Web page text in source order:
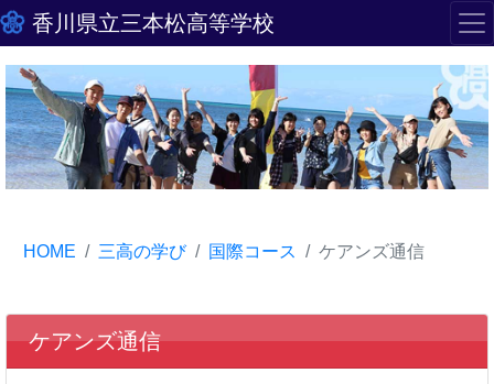
香川県立三本松高等学校
HOME 三高の学び 国際コース ケアンズ通信
ケアンズ通信